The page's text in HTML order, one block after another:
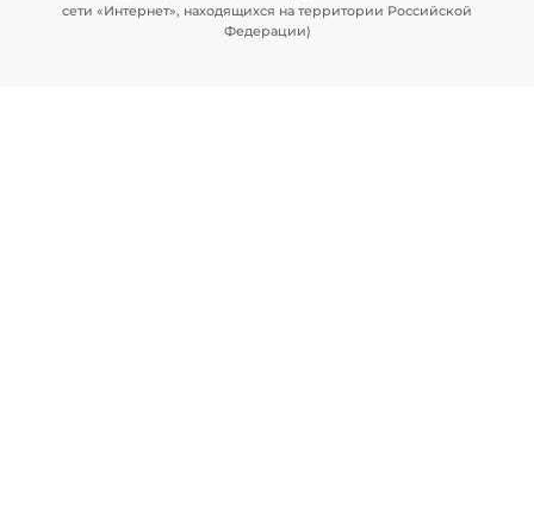
сети «Интернет», находящихся на территории Российской
Федерации)